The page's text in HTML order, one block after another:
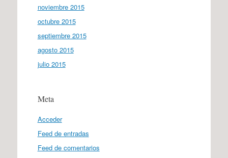
noviembre 2015
octubre 2015
septiembre 2015
agosto 2015
julio 2015
Meta
Acceder
Feed de entradas
Feed de comentarios